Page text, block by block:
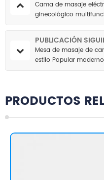
Cama de masaje
ginecológico
diagnóstico privado
PUBLICACIÓN
Mesa de masaje de
estilo Popular
motores 3/4
PRODUCTOS